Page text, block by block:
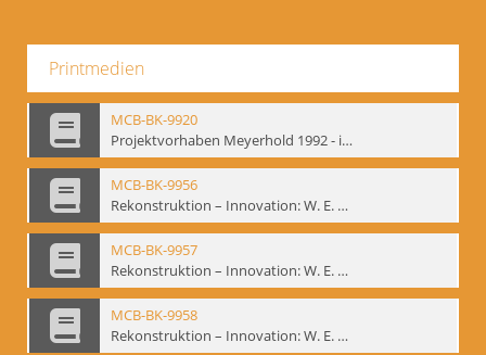
Printmedien
MCB-BK-9920
Projektvorhaben Meyerhold 1992 - interne Signatur: BM-prt-106
MCB-BK-9956
Rekonstruktion – Innovation: W. E. Meyerhold, O. Schlemmer, E. Decroux - interne Signatur: BM-prt-145-1
MCB-BK-9957
Rekonstruktion – Innovation: W. E. Meyerhold, O. Schlemmer, E. Decroux - interne Signatur: BM-prt-145-2
MCB-BK-9958
Rekonstruktion – Innovation: W. E. Meyerhold, O. Schlemmer, E. Decroux - interne Signatur: BM-prt-145-3